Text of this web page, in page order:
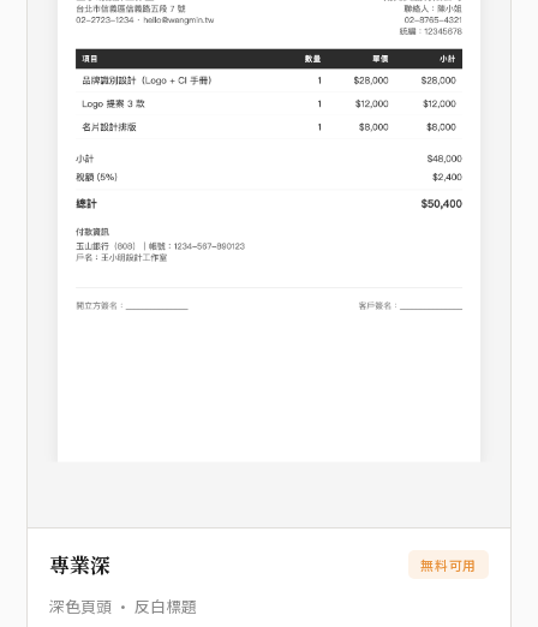
專業深 無料可用
深色頁頭 · 反白標題